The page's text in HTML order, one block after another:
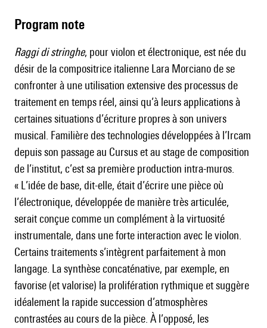
Program note
Raggi di stringhe, pour violon et électronique, est née du
désir de la compositrice italienne Lara Morciano de se
confronter à une utilisation extensive des processus de
traitement en temps réel, ainsi qu’à leurs applications à
certaines situations d’écriture propres à son univers
musical. Familière des technologies développées à l’Ircam
depuis son passage au Cursus et au stage de composition
de l’institut, c’est sa première production intra-muros.
« L’idée de base, dit-elle, était d’écrire une pièce où
l’électronique, développée de manière très articulée,
serait conçue comme un complément à la virtuosité
instrumentale, dans une forte interaction avec le violon.
Certains traitements s’intègrent parfaitement à mon
langage. La synthèse concaténative, par exemple, en
favorise (et valorise) la prolifération rythmique et suggère
idéalement la rapide succession d’atmosphères
contrastées au cours de la pièce. À l’opposé, les